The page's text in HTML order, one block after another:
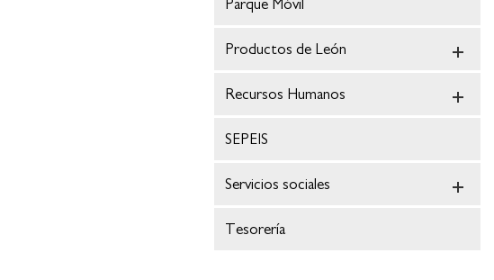
Parque Móvil
Productos de León
Recursos Humanos
SEPEIS
Servicios sociales
Tesorería